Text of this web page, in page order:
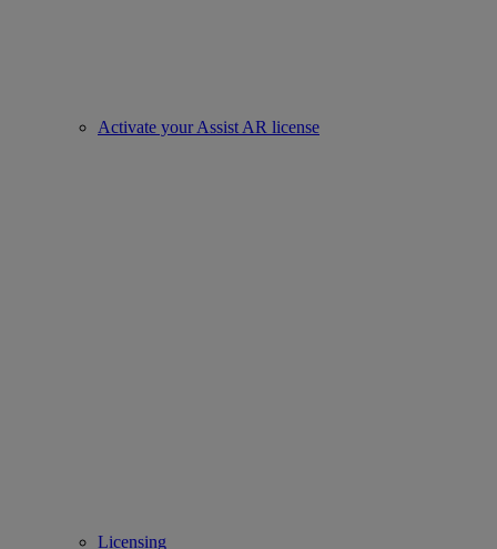
Activate your Assist AR license
Licensing